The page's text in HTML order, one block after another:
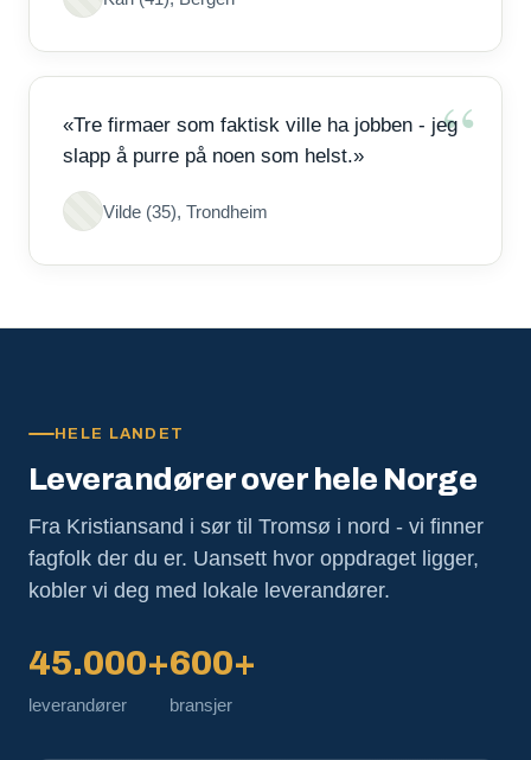
«Tre firmaer som faktisk ville ha jobben - jeg
slapp å purre på noen som helst.»
Vilde (35), Trondheim
HELE LANDET
Leverandører over hele Norge
Fra Kristiansand i sør til Tromsø i nord - vi finner
fagfolk der du er. Uansett hvor oppdraget ligger,
kobler vi deg med lokale leverandører.
45.000+
leverandører
600+
bransjer